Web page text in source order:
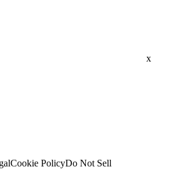
x
Cookie PolicyDo Not Sell